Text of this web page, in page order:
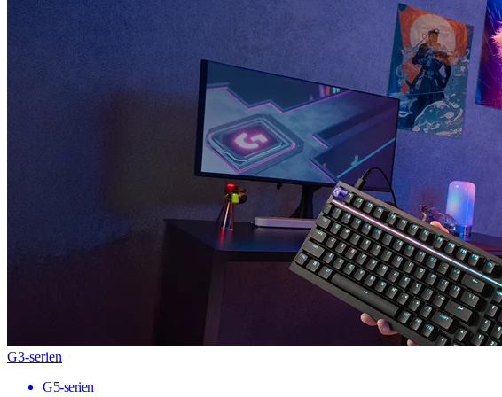
G3-serien
G5-serien